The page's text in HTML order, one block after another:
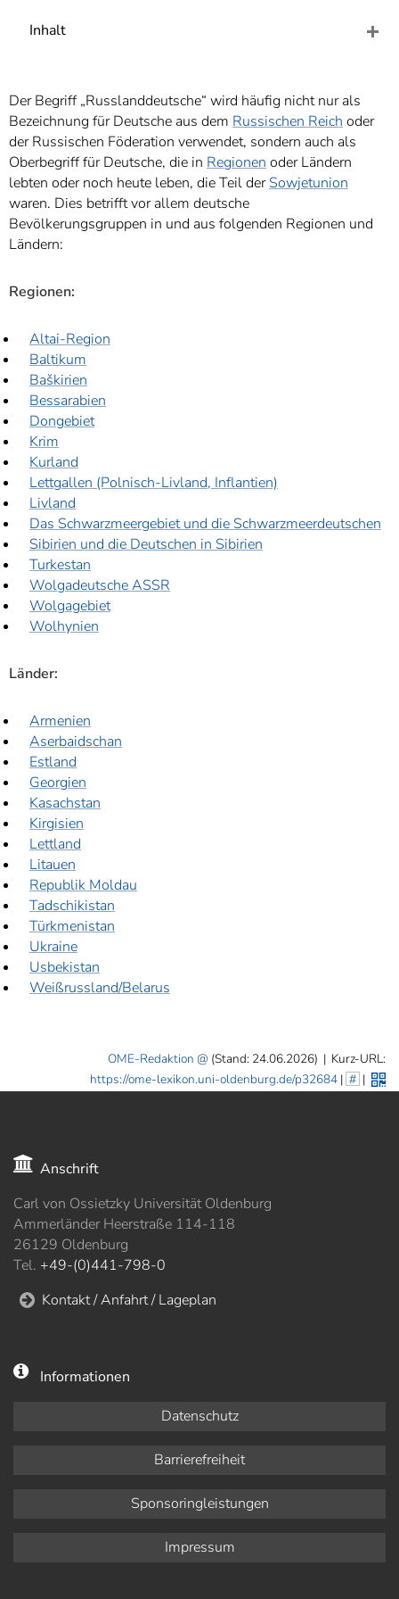
Inhalt
Der Begriff „Russlanddeutsche“ wird häufig nicht nur als
Bezeichnung für Deutsche aus dem Russischen Reich oder
der Russischen Föderation verwendet, sondern auch als
Oberbegriff für Deutsche, die in Regionen oder Ländern
lebten oder noch heute leben, die Teil derSowjetunion
waren. Dies betrifft vor allem deutsche
Bevölkerungsgruppen in und aus folgenden Regionen und
Ländern:
Regionen:
Altai-Region
Baltikum
Baškirien
Bessarabien
Dongebiet
Krim
Kurland
Lettgallen (Polnisch-Livland, Inflantien)
Livland
Das Schwarzmeergebiet und die Schwarzmeerdeutschen
Sibirien und die Deutschen in Sibirien
Turkestan
Wolgadeutsche ASSR
Wolgagebiet
Wolhynien
Länder:
Armenien
Aserbaidschan
Estland
Georgien
Kasachstan
Kirgisien
Lettland
Litauen
Republik Moldau
Tadschikistan
Türkmenistan
Ukraine
Usbekistan
Weißrussland/Belarus
OME-Redaktion (Stand: 24.06.2026) | Kurz-URL:
https://ome-lexikon.uni-oldenburg.de/p32684| # |
Anschrift
Carl von Ossietzky Universität Oldenburg
Ammerländer Heerstraße 114-118
26129 Oldenburg
Tel. +49-(0)441-798-0
Kontakt / Anfahrt / Lageplan
Informationen
Datenschutz
Barrierefreiheit
Sponsoringleistungen
Impressum